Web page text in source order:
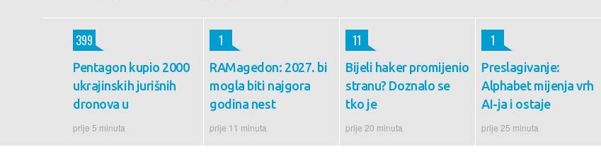
Pentagon kupio 2000
ukrajinskih jurišnih
dronova u
prije 5 minuta
399
RAMagedon: 2027. bi
mogla biti najgora
godina nest
prije 11 minuta
1
Bijeli haker promijenio
stranu? Doznalo se
tko je
prije 20 minuta
11
Preslagivanje:
Alphabet mijenja vrh
AI-ja i ostaje
prije 25 minuta
1